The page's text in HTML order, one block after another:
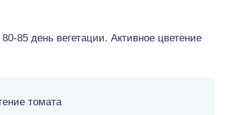
85 день вегетации. Активное цветение
томата